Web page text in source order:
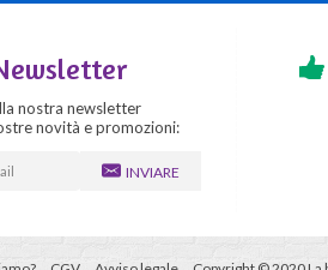
nostra newsletter
novità e promozioni:
INVIARE